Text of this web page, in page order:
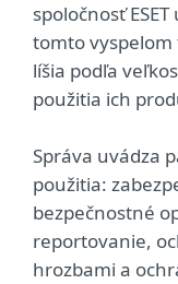
spoločnosť
tomto vyspelom
líšia podľa
použitia ich
Správa uvádza
použitia:
bezpečnostné
reportovanie,
hrozbami a